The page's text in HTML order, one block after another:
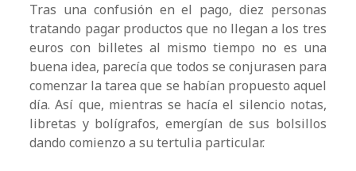
Tras una confusión en el pago, diez personas
tratando pagar productos que no llegan a los tres
euros con billetes al mismo tiempo no es una
buena idea, parecía que todos se conjurasen para
comenzar la tarea que se habían propuesto aquel
día. Así que, mientras se hacía el silencio notas,
libretas y bolígrafos, emergían de sus bolsillos
dando comienzo a su tertulia particular.